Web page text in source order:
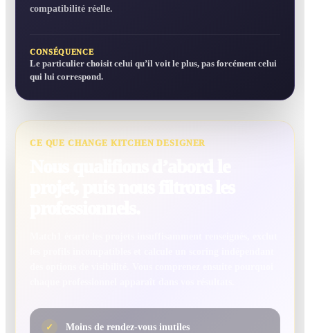
compatibilité réelle.
CONSÉQUENCE
Le particulier choisit celui qu’il voit le plus, pas forcément celui
qui lui correspond.
CE QUE CHANGE KITCHEN DESIGNER
✓ Moins de rendez-vous inutiles